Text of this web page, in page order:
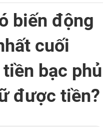
biến động
cuối
bạc phủ
được tiền?